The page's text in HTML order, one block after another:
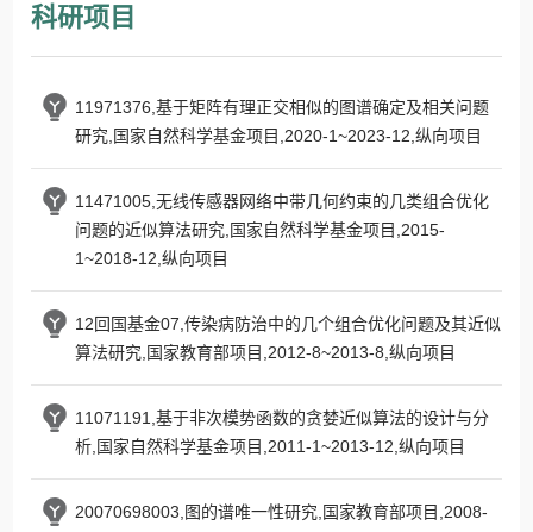
科研项目
11971376,基于矩阵有理正交相似的图谱确定及相关问题
研究,国家自然科学基金项目,2020-1~2023-12,纵向项目
11471005,无线传感器网络中带几何约束的几类组合优化
问题的近似算法研究,国家自然科学基金项目,2015-
1~2018-12,纵向项目
12回国基金07,传染病防治中的几个组合优化问题及其近似
算法研究,国家教育部项目,2012-8~2013-8,纵向项目
11071191,基于非次模势函数的贪婪近似算法的设计与分
析,国家自然科学基金项目,2011-1~2013-12,纵向项目
20070698003,图的谱唯一性研究,国家教育部项目,2008-